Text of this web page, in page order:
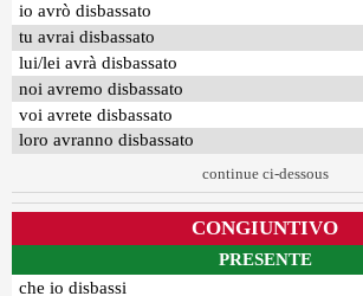
io avrò disbassato
tu avrai disbassato
lui/lei avrà disbassato
noi avremo disbassato
voi avrete disbassato
loro avranno disbassato
continue ci-dessous
CONGIUNTIVO
PRESENTE
che io disbassi